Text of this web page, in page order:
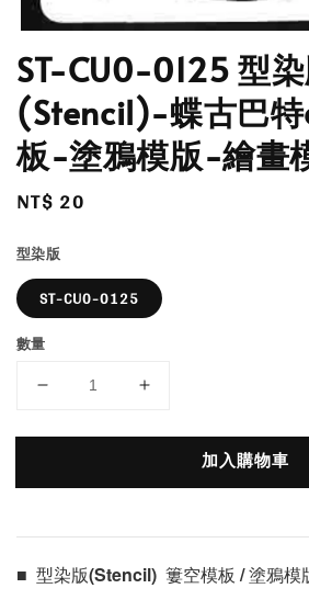
ST-CU0-0125 型
(Stencil)-蝶古巴
板-塗鴉模版-繪畫
Regular
NT$ 20
型染版
ST-CU0-0125
數量
加入購物車
■  型染版(Stencil)  簍空模板 / 塗鴉模